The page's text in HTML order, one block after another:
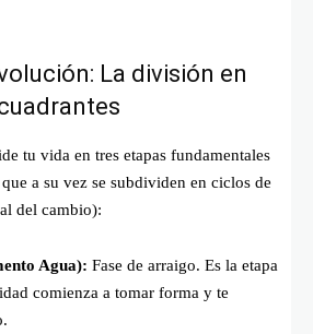
La división en
tu vida en tres etapas fundamentales
a su vez se subdividen en ciclos de
del cambio):
Agua): Fase de arraigo. Es la etapa
comienza a tomar forma y te